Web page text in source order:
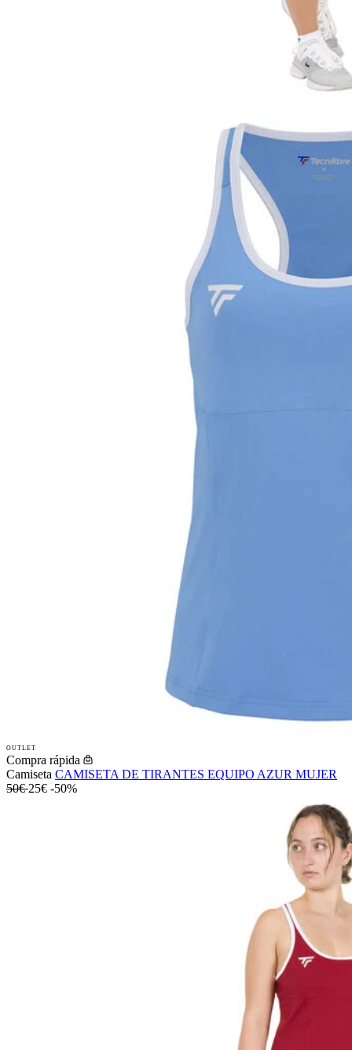
OUTLET
Compra rápida
Camiseta CAMISETA DE TIRANTES EQUIPO AZUR MUJER
50€25€ -50%